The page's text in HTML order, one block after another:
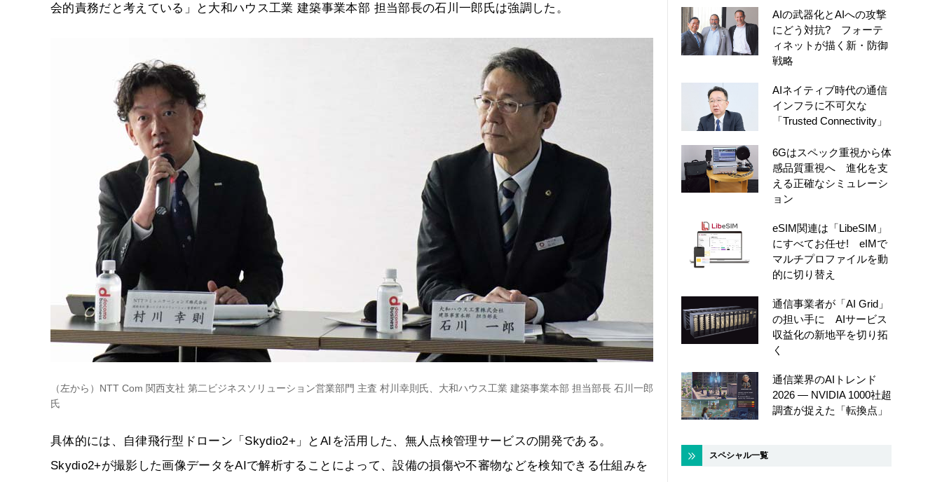
会的責務だと考えている」と大和ハウス工業 建築事業本部 担当部長の石川一郎氏は強調した。
（左から）NTT Com 関西支社 第二ビジネスソリューション営業部門 主査 村川幸則氏、大和ハウス工業 建築事業本部 担当部長 石川一郎
氏
具体的には、自律飛行型ドローン「Skydio2+」とAIを活用した、無人点検管理サービスの開発である。
Skydio2+が撮影した画像データをAIで解析することによって、設備の損傷や不審物などを検知できる仕組みを
AIの武器化とAIへの攻撃
にどう対抗? フォーテ
ィネットが描く新・防御
戦略
AIネイティブ時代の通信
インフラに不可欠な
「Trusted Connectivity」
6Gはスペック重視から体
感品質重視へ 進化を支
える正確なシミュレーシ
ョン
eSIM関連は「LibeSIM」
にすべてお任せ! eIMで
マルチプロファイルを動
的に切り替え
通信事業者が「AI Grid」
の担い手に AIサービス
収益化の新地平を切り拓
く
通信業界のAIトレンド
2026 ― NVIDIA 1000社超
調査が捉えた「転換点」
スペシャル一覧